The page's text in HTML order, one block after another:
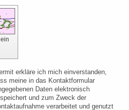
erkläre ich mich einverstanden,
meine in das Kontaktformular
Daten elektronisch
und zum Zweck der
verarbeitet und genutzt